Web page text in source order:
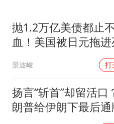
手机
加沙
抛1.2万亿美债都止
血！美国被日元拖
局，最大债主玩脱了
景波峻 打
扬言“斩首”却留活口
朗普给伊朗下最后通